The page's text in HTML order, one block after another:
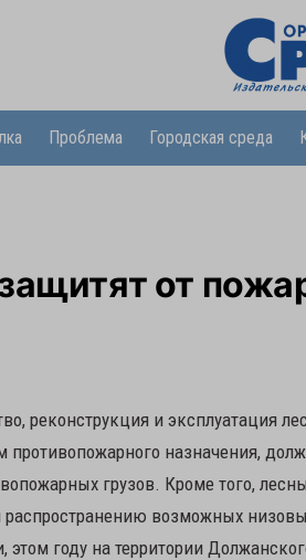
Проблема Городская среда
от
реконструкция и эксплуатация
противопожарного назначения,
грузов. Кроме того,
возможных
году на территории